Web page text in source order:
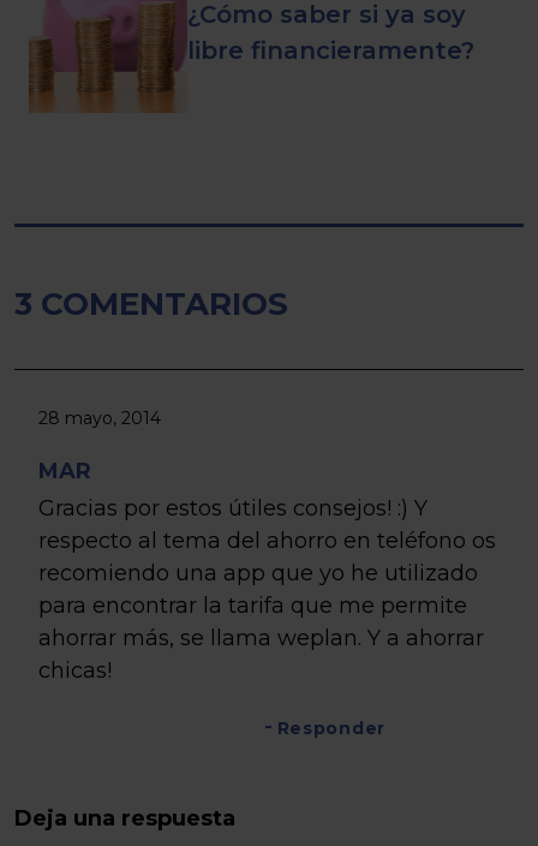
¿Cómo saber si ya soy
libre financieramente?
3 COMENTARIOS
28 mayo, 2014
MAR
Gracias por estos útiles consejos! :) Y
respecto al tema del ahorro en teléfono os
recomiendo una app que yo he utilizado
para encontrar la tarifa que me permite
ahorrar más, se llama weplan. Y a ahorrar
chicas!
Responder
Deja una respuesta